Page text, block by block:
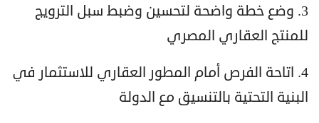
3. وضع خطة واضحة لتحسين وضبط سبل الترويج
للمنتج العقاري المصري
4. اتاحة الفرص أمام المطور العقاري للاستثمار في
البنية التحتية بالتنسيق مع الدولة